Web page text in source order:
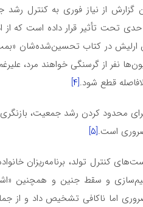
گزارش از نیاز فوری به کنترل
تحت تأثیر قرار داده است که از
ارلیش در کتاب تحسین‌شده‌شان
میلیون‌ها نفر از گرسنگی خواهند مرد،
قطع شود.[۴]
که برای محدود کردن رشد جمعیت،
است.[۵]
تولد، برنامه‌ریزان خانواده
عقیم‌سازی و سقط جنین و همچنین
ضروری اما ناکافی تشخیص داد و از